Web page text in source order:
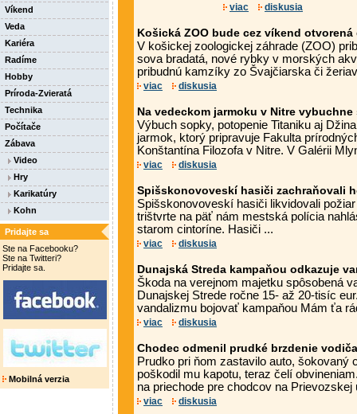
Víkend
Veda
Kariéra
Radíme
Hobby
Príroda-Zvieratá
Technika
Počítače
Zábava
Video
Hry
Karikatúry
Kohn
Pridajte sa
Ste na Facebooku?
Ste na Twitteri?
Pridajte sa.
Mobilná verzia
viac diskusia
Košická ZOO bude cez víkend otvorená
V košickej zoologickej záhrade (ZOO)
sova bradatá, nové rybky v morských
pribudnú kamzíky zo Švajčiarska či
viac diskusia
Na vedeckom jarmoku v Nitre
Výbuch sopky, potopenie Titaniku aj
jarmok, ktorý pripravuje Fakulta
Konštantína Filozofa v Nitre. V Galérii
viac diskusia
Spišskonovoveskí hasiči zachraňovali
Spišskonovoveskí hasiči likvidovali
trištvrte na päť nám mestská polícia
starom cintoríne. Hasiči ...
viac diskusia
Dunajská Streda kampaňou odkazuje
Škoda na verejnom majetku spôsobená
Dunajskej Strede ročne 15- až 20-tisíc
vandalizmu bojovať kampaňou Mám ťa
viac diskusia
Chodec odmenil prudké brzdenie
Prudko pri ňom zastavilo auto, šokovaný
poškodil mu kapotu, teraz čelí
na priechode pre chodcov na Prievozskej
viac diskusia